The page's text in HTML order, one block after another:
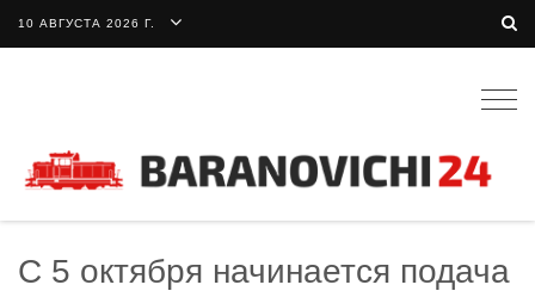
10 АВГУСТА 2026 Г.
С 5 октября начинается подача